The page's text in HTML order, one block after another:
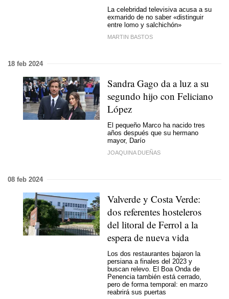
La celebridad televisiva acusa a su
exmarido de no saber «distinguir
entre lomo y salchichón»
MARTIN BASTOS
18 feb 2024
Sandra Gago da a luz a su
segundo hijo con Feliciano
López
El pequeño Marco ha nacido tres
años después que su hermano
mayor, Darío
JOAQUINA DUEÑAS
08 feb 2024
Valverde y Costa Verde:
dos referentes hosteleros
del litoral de Ferrol a la
espera de nueva vida
Los dos restaurantes bajaron la
persiana a finales del 2023 y
buscan relevo. El Boa Onda de
Penencia también está cerrado,
pero de forma temporal: en marzo
reabrirá sus puertas